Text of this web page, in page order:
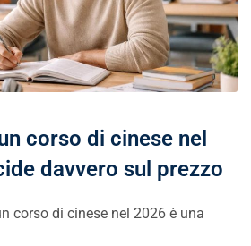
corso di cinese nel
davvero sul prezzo
corso di cinese nel 2026 è una